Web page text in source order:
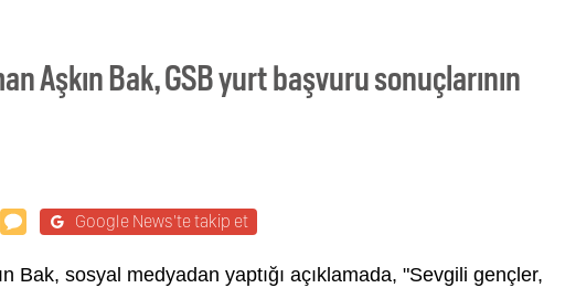
Aşkın Bak, GSB yurt başvuru sonuçlarının
Google News'te takip et
Bak, sosyal medyadan yaptığı açıklamada, "Sevgili gençler,